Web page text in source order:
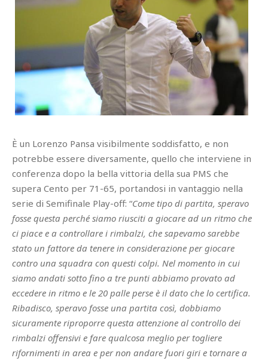
È un Lorenzo Pansa visibilmente soddisfatto, e non
potrebbe essere diversamente, quello che interviene in
conferenza dopo la bella vittoria della sua PMS che
supera Cento per 71-65, portandosi in vantaggio nella
serie di Semifinale Play-off: “Come tipo di partita, speravo
fosse questa perché siamo riusciti a giocare ad un ritmo che
ci piace e a controllare i rimbalzi, che sapevamo sarebbe
stato un fattore da tenere in considerazione per giocare
contro una squadra con questi colpi. Nel momento in cui
siamo andati sotto fino a tre punti abbiamo provato ad
eccedere in ritmo e le 20 palle perse è il dato che lo certifica.
Ribadisco, speravo fosse una partita così, dobbiamo
sicuramente riproporre questa attenzione al controllo dei
rimbalzi offensivi e fare qualcosa meglio per togliere
rifornimenti in area e per non andare fuori giri e tornare a